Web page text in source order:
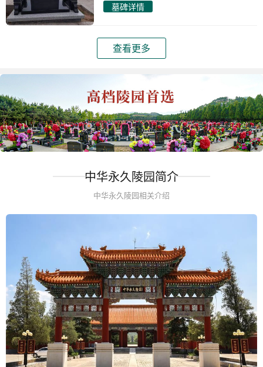
墓碑详情
查看更多
中华永久陵园简介
中华永久陵园相关介绍